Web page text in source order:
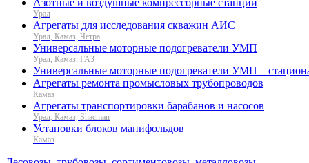
Азотные и воздушные компрессорные станции
Урал
Агрегаты для исследования скважин АИС
Урал, Камаз, Четра
Универсальные моторные подогреватели УМП
Урал, Камаз, ГАЗ
Универсальные моторные подогреватели УМП –
Агрегаты ремонта промысловых трубопроводов
Камаз
Агрегаты транспортировки барабанов и насосов
Урал, Камаз, Shacman
Установки блоков манифольдов
Камаз